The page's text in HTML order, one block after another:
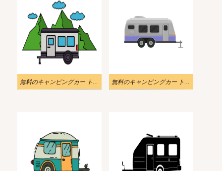
無料のキャンピングカー トレーラー イラスト png 画像 無料のキャンピングカー トレーラー イラスト png